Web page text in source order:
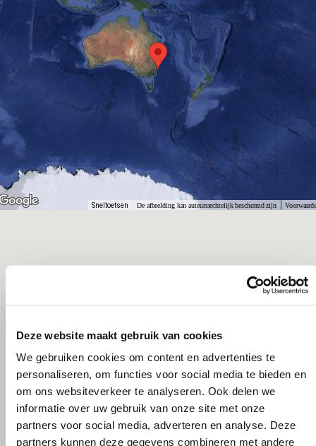
Deze website maakt gebruik van cookies
We gebruiken cookies om content en advertenties te
personaliseren, om functies voor social media te bieden en
om ons websiteverkeer te analyseren. Ook delen we
informatie over uw gebruik van onze site met onze
partners voor social media, adverteren en analyse. Deze
partners kunnen deze gegevens combineren met andere
Sneltoetsen De afbeelding kan auteursrechtelijk beschermd zijn